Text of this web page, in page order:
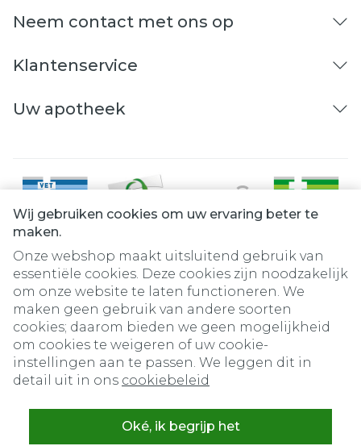
Wij gebruiken cookies om uw ervaring beter te
maken.
Onze webshop maakt uitsluitend gebruik van
essentiële cookies. Deze cookies zijn noodzakelijk
om onze website te laten functioneren. We
maken geen gebruik van andere soorten
cookies; daarom bieden we geen mogelijkheid
om cookies te weigeren of uw cookie-
instellingen aan te passen. We leggen dit in
detail uit in ons cookiebeleid
Oké, ik begrijp het
Neem contact met ons op
Klantenservice
Uw apotheek
Juridische links